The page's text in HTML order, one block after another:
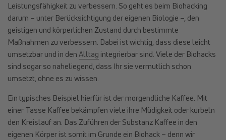
Leistungsfähigkeit zu verbessern. So geht es beim Biohacking
darum – unter Berücksichtigung der eigenen Biologie –, den
geistigen und körperlichen Zustand durch bestimmte
Maßnahmen zu verbessern. Dabei ist wichtig, dass diese leicht
umsetzbar und in den Alltag integrierbar sind. Viele der Biohacks
sind sogar so naheliegend, dass Ihr sie vermutlich schon
umsetzt, ohne es zu wissen.
Ein typisches Beispiel hierfür ist der morgendliche Kaffee. Mit
einer Tasse Kaffee bekämpfen viele ihre Müdigkeit oder kurbeln
den Kreislauf an. Das Zuführen der Substanz Kaffee in den
eigenen Körper ist somit im Grunde ein Biohack – denn wir